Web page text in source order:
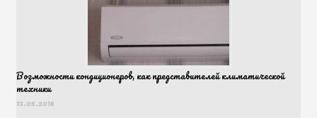
Возможности кондиционеров, как представителей климатической
техники
13.05.2018